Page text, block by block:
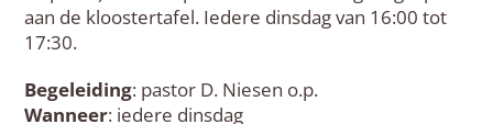
aan de kloostertafel. Iedere dinsdag van 16:00 tot
17:30.
Begeleiding: pastor D. Niesen o.p.
Wanneer: iedere dinsdag